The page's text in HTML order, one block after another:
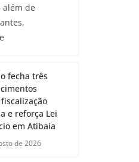
além de
fecha três
e reforça Lei
em Atibaia
de 2026